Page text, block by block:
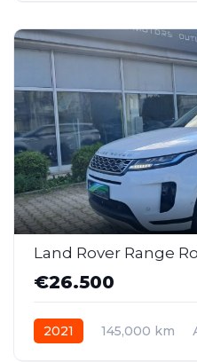
€26.500
2021 145,000 km